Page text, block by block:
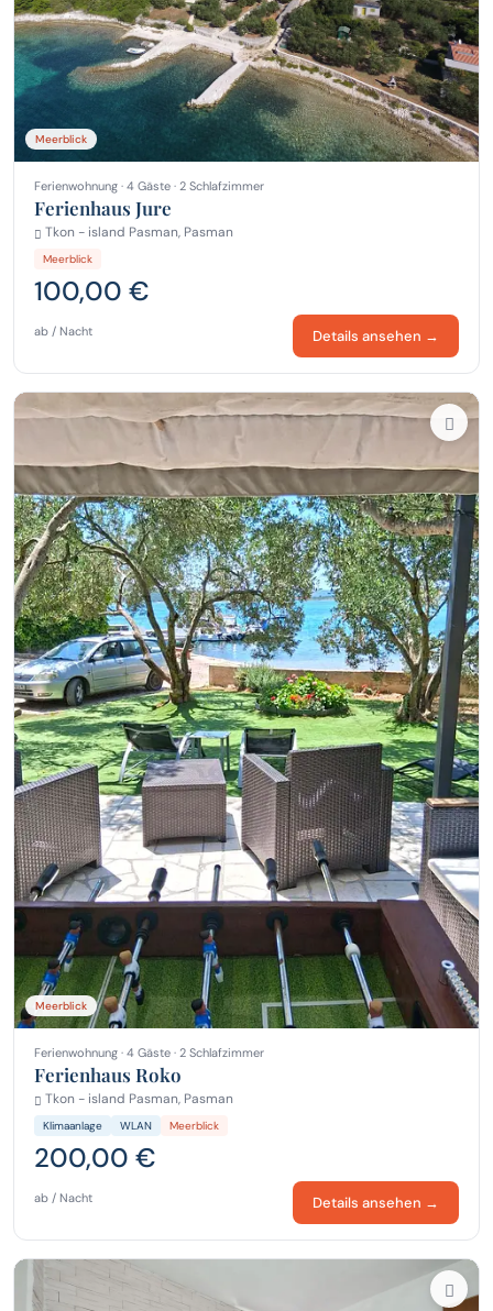
Meerblick
Ferienwohnung · 4 Gäste · 2 Schlafzimmer
Ferienhaus Jure
Tkon - island Pasman, Pasman
Meerblick
100,00 €
ab / Nacht Details ansehen →
Meerblick
Ferienwohnung · 4 Gäste · 2 Schlafzimmer
Ferienhaus Roko
Tkon - island Pasman, Pasman
Klimaanlage WLAN Meerblick
200,00 €
ab / Nacht Details ansehen →